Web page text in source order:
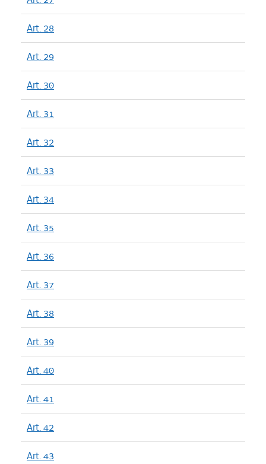
Art. 28
Art. 29
Art. 30
Art. 31
Art. 32
Art. 33
Art. 34
Art. 35
Art. 36
Art. 37
Art. 38
Art. 39
Art. 40
Art. 41
Art. 42
Art. 43